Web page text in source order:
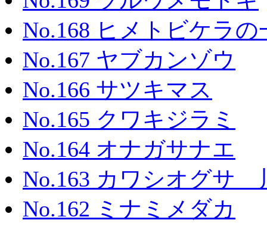
No.168 ヒメトビケラの
No.167 ヤブカンゾウ
No.166 サツキマス
No.165 クワキジラミ
No.164 オナガサナエ
No.163 カワシオグサ
No.162 ミナミメダカ